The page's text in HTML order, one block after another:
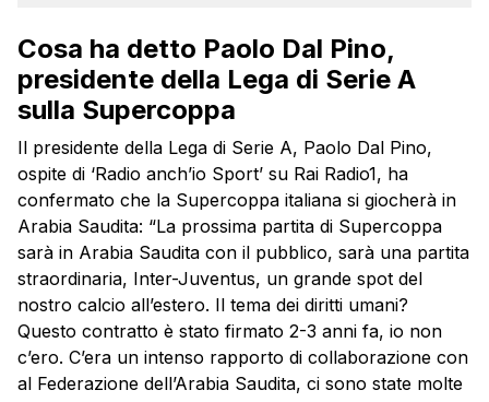
Cosa ha detto Paolo Dal Pino,
presidente della Lega di Serie A
sulla Supercoppa
Il presidente della Lega di Serie A, Paolo Dal Pino,
ospite di ‘Radio anch’io Sport’ su Rai Radio1, ha
confermato che la Supercoppa italiana si giocherà in
Arabia Saudita: “La prossima partita di Supercoppa
sarà in Arabia Saudita con il pubblico, sarà una partita
straordinaria, Inter-Juventus, un grande spot del
nostro calcio all’estero. Il tema dei diritti umani?
Questo contratto è stato firmato 2-3 anni fa, io non
c’ero. C’era un intenso rapporto di collaborazione con
al Federazione dell’Arabia Saudita, ci sono state molte